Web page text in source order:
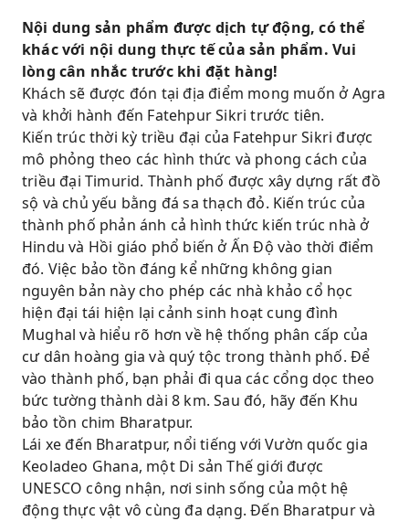
Nội dung sản phẩm được dịch tự động, có thể
khác với nội dung thực tế của sản phẩm. Vui
lòng cân nhắc trước khi đặt hàng!
Khách sẽ được đón tại địa điểm mong muốn ở Agra
và khởi hành đến Fatehpur Sikri trước tiên.
Kiến trúc thời kỳ triều đại của Fatehpur Sikri được
mô phỏng theo các hình thức và phong cách của
triều đại Timurid. Thành phố được xây dựng rất đồ
sộ và chủ yếu bằng đá sa thạch đỏ. Kiến trúc của
thành phố phản ánh cả hình thức kiến ​​trúc nhà ở
Hindu và Hồi giáo phổ biến ở Ấn Độ vào thời điểm
đó. Việc bảo tồn đáng kể những không gian
nguyên bản này cho phép các nhà khảo cổ học
hiện đại tái hiện lại cảnh sinh hoạt cung đình
Mughal và hiểu rõ hơn về hệ thống phân cấp của
cư dân hoàng gia và quý tộc trong thành phố. Để
vào thành phố, bạn phải đi qua các cổng dọc theo
bức tường thành dài 8 km. Sau đó, hãy đến Khu
bảo tồn chim Bharatpur.
Lái xe đến Bharatpur, nổi tiếng với Vườn quốc gia
Keoladeo Ghana, một Di sản Thế giới được
UNESCO công nhận, nơi sinh sống của một hệ
động thực vật vô cùng đa dạng. Đến Bharatpur và